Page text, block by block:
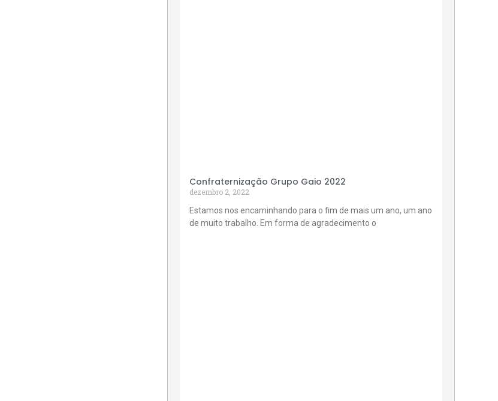
Confraternização Grupo Gaio 2022
dezembro 2, 2022
Estamos nos encaminhando para o fim de mais um ano, um ano
de muito trabalho. Em forma de agradecimento o